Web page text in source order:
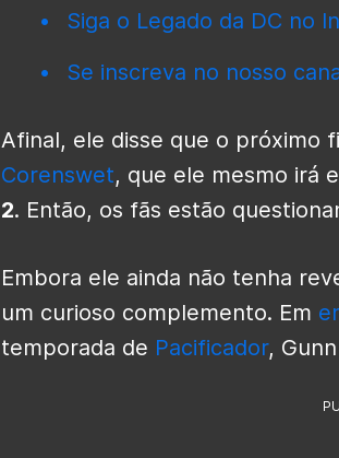
Siga o Legado da DC no
Se inscreva no nosso
Afinal, ele disse que o próximo
Corenswet, que ele mesmo irá
2. Então, os fãs estão
Embora ele ainda não tenha
um curioso complemento. Em
temporada de Pacificador,